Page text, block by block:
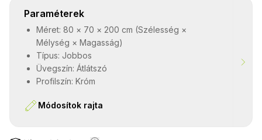
Paraméterek
Méret: 80 × 70 × 200 cm (Szélesség ×
Mélység × Magasság)
Típus: Jobbos
Üvegszín: Átlátszó
Profilszín: Króm
Módosítok rajta